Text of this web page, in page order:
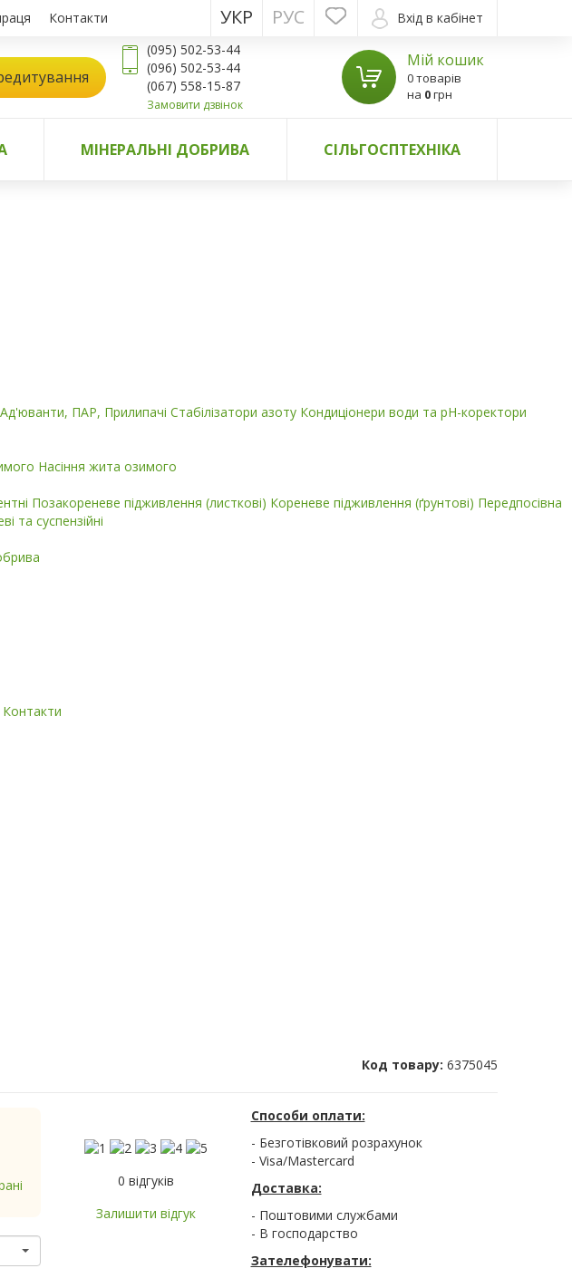
Контакти Вхід в кабінет
РУС
УКР
(095) 502-53-44
(096) 502-53-44
(067) 558-15-87
Замовити дзвінок
Мій кошик
0 товарів
на 0грн
МІНЕРАЛЬНІ ДОБРИВА СІЛЬГОСПТЕХНІКА
Ад'юванти, ПАР, Прилипачі Стабілізатори азоту Кондиціонери води та pH-коректори
Насіння жита озимого
Позакореневе підживлення (листкові) Кореневе підживлення (ґрунтові) Передпосівна
та суспензійні
Контакти
Код товару: 6375045
0 відгуків
Залишити відгук
Способи оплати:
- Безготівковий розрахунок
- Visa/Mastercard
Доставка:
- Поштовими службами
- В господарство
Зателефонувати: